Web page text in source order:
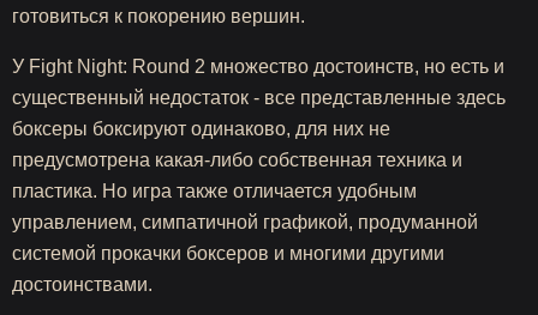
готовиться к покорению вершин.
У Fight Night: Round 2 множество достоинств, но есть и
существенный недостаток - все представленные здесь
боксеры боксируют одинаково, для них не
предусмотрена какая-либо собственная техника и
пластика. Но игра также отличается удобным
управлением, симпатичной графикой, продуманной
системой прокачки боксеров и многими другими
достоинствами.